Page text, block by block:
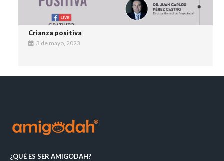
Crianza positiva
3 de mayo, 2023
¿QUÉ ES SER AMIGODAH?